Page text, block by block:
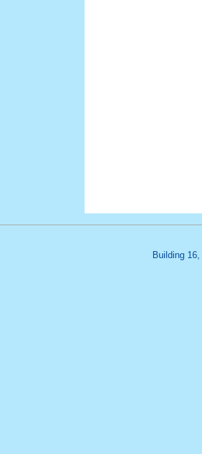
Building